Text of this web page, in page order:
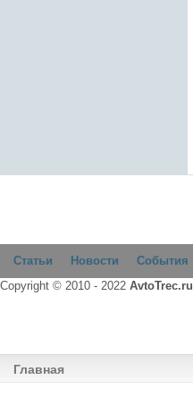
Статьи Новости События
Copyright © 2010 - 2022 AvtoTrec.ru
Главная